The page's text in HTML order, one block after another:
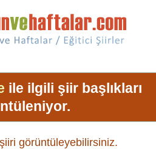
ile ilgili şiir başlıkları
şiiri görüntüleyebilirsiniz.